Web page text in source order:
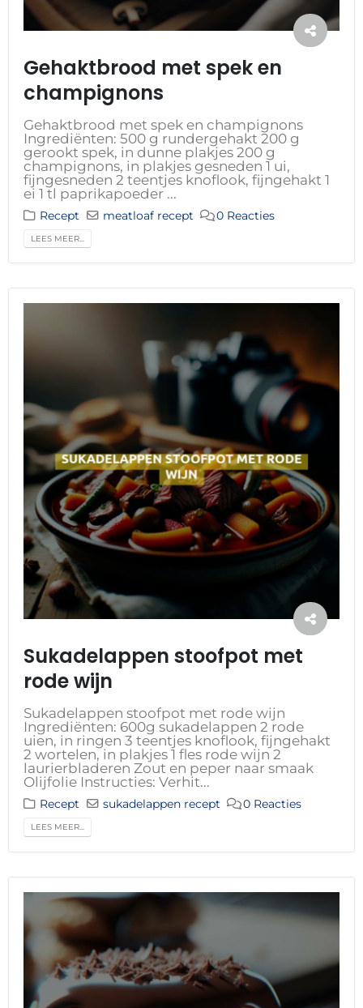
Gehaktbrood met spek en
champignons
Gehaktbrood met spek en champignons
Ingrediënten: 500 g rundergehakt 200 g
gerookt spek, in dunne plakjes 200 g
champignons, in plakjes gesneden 1 ui,
fijngesneden 2 teentjes knoflook, fijngehakt 1
ei 1 tl paprikapoeder ...
Recept meatloaf recept 0 Reacties
LEES MEER...
Sukadelappen stoofpot met
rode wijn
Sukadelappen stoofpot met rode wijn
Ingrediënten: 600g sukadelappen 2 rode
uien, in ringen 3 teentjes knoflook, fijngehakt
2 wortelen, in plakjes 1 fles rode wijn 2
laurierbladeren Zout en peper naar smaak
Olijfolie Instructies: Verhit...
Recept sukadelappen recept 0 Reacties
LEES MEER...